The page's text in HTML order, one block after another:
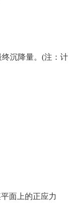
沉降量。(注：计
面上的正应力